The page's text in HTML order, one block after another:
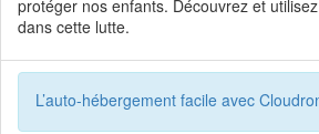
protéger nos enfants. Découvrez et
dans cette lutte.
L’auto-hébergement facile avec